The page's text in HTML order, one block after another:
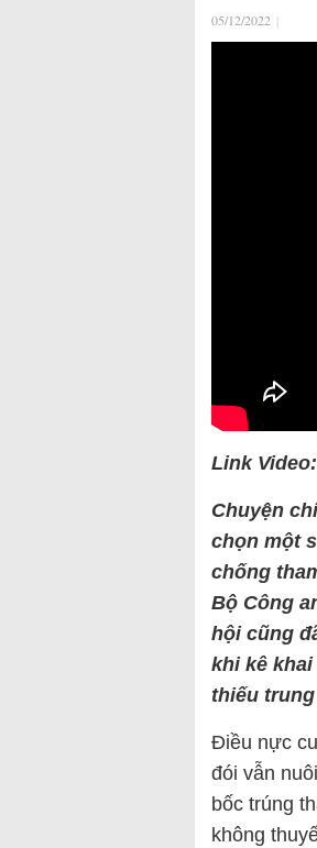
05/12/2022 |
Link Video:
Chuyện
chọn một
chống
Bộ Công
hội cũng
khi kê
thiếu
Điều nực
đói vẫn
bốc trúng
không